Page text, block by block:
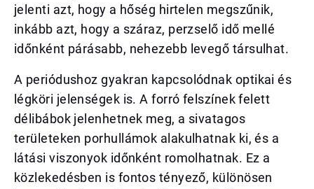
jelenti azt, hogy a hőség hirtelen megszűnik,
inkább azt, hogy a száraz, perzselő idő mellé
időnként párásabb, nehezebb levegő társulhat.
A periódushoz gyakran kapcsolódnak optikai és
légköri jelenségek is. A forró felszínek felett
délibábok jelenhetnek meg, a sivatagos
területeken porhullámok alakulhatnak ki, és a
látási viszonyok időnként romolhatnak. Ez a
közlekedésben is fontos tényező, különösen